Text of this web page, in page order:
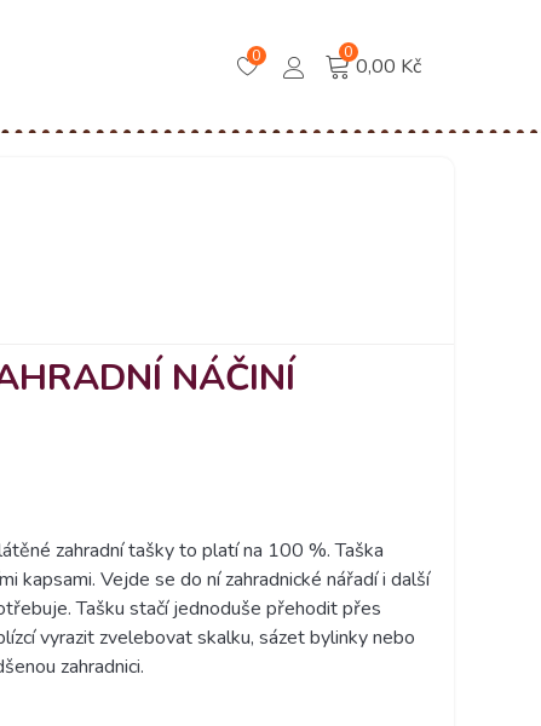
0 0
0,00 Kč
NÁČINÍ
zahradní tašky to platí na 100 %. Taška
kapsami. Vejde se do ní zahradnické nářadí i další
Tašku stačí jednoduše přehodit přes
vyrazit zvelebovat skalku, sázet bylinky nebo
zahradnici.